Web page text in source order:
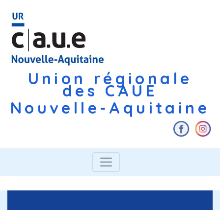
Union régionale
des CAUE
Nouvelle-Aquitaine